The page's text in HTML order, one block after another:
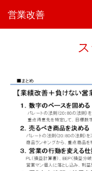
営業改善